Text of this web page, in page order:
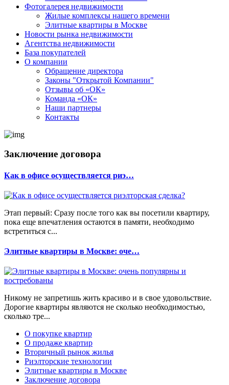
Фотогалерея недвижимости
Жилые комплексы нашего времени
Элитные квартиры в Москве
Новости рынка недвижимости
Агентства недвижимости
База покупателей
О компании
Обращение директора
Законы "Открытой Компании"
Отзывы об «ОК»
Команда «ОК»
Наши партнеры
Контакты
Заключение договора
Как в офисе осуществляется риэ…
Этап первый: Сразу после того как вы посетили квартиру,
пока еще впечатления остаются в памяти, необходимо
встретиться с...
Элитные квартиры в Москве: оче…
Никому не запретишь жить красиво и в свое удовольствие.
Дорогие квартиры являются не сколько необходимостью,
сколько тре...
О покупке квартир
О продаже квартир
Вторичный рынок жилья
Риэлторские технологии
Элитные квартиры в Москве
Заключение договора